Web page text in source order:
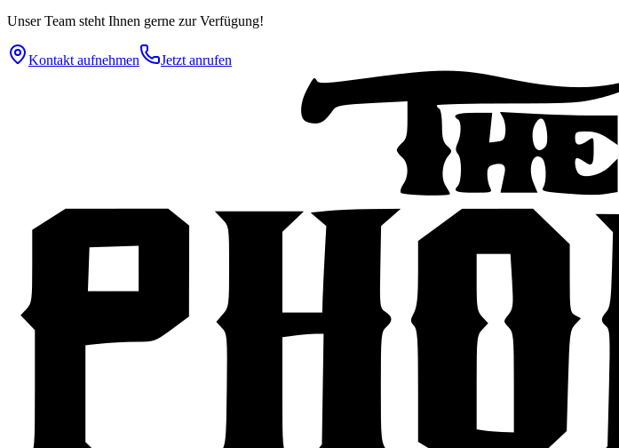
Unser Team steht Ihnen gerne zur Verfügung!
Kontakt aufnehmen Jetzt anrufen